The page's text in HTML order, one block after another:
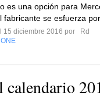
es una opción para
fabricante se esfuerza
15 diciembre 2016 por
Rd